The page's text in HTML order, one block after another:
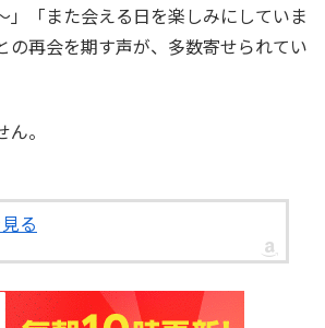
」「また会える日を楽しみにしていま
の再会を期す声が、多数寄せられてい
。
る